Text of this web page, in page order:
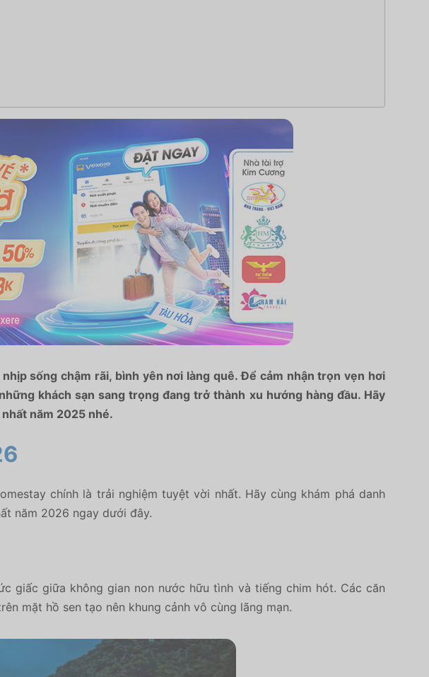
sống chậm rãi, bình yên nơi làng quê. Để cảm nhận trọn vẹn hơi
khách sạn sang trọng đang trở thành xu hướng hàng đầu. Hãy
năm 2025 nhé.
chính là trải nghiệm tuyệt vời nhất. Hãy cùng khám phá danh
năm 2026 ngay dưới đây.
giấc giữa không gian non nước hữu tình và tiếng chim hót. Các căn
mặt hồ sen tạo nên khung cảnh vô cùng lãng mạn.